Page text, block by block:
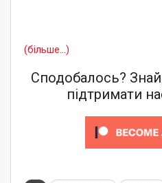
(більше…)
Сподобалось?
підтримати